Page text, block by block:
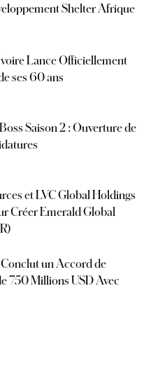
Shelter Afrique
Lance Officiellement
ses 60 ans
Saison 2 : Ouverture de
et LVC Global Holdings
Créer Emerald Global
un Accord de
750 Millions USD Avec